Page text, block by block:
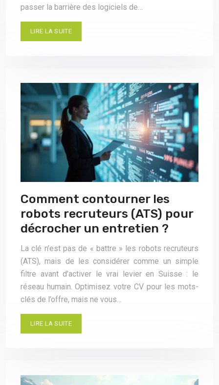
passer la barrière des logiciels de…
LIRE LA SUITE
Comment contourner les
robots recruteurs (ATS) pour
décrocher un entretien ?
La clé n’est pas de « battre » les robots recruteurs
(ATS), mais de les considérer comme un simple
filtre avant d’activer le vrai levier en Suisse : le
réseau humain. Optimisez votre CV pour les mots-
clés de l’offre, mais ne vous…
LIRE LA SUITE